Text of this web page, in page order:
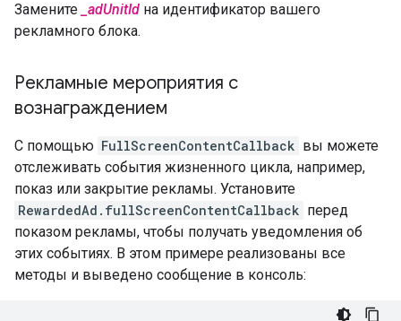
Замените _adUnitId на идентификатор вашего
рекламного блока.
Рекламные мероприятия с
вознаграждением
С помощью FullScreenContentCallback вы можете
отслеживать события жизненного цикла, например,
показ или закрытие рекламы. Установите
RewardedAd.fullScreenContentCallback перед
показом рекламы, чтобы получать уведомления об
этих событиях. В этом примере реализованы все
методы и выведено сообщение в консоль: